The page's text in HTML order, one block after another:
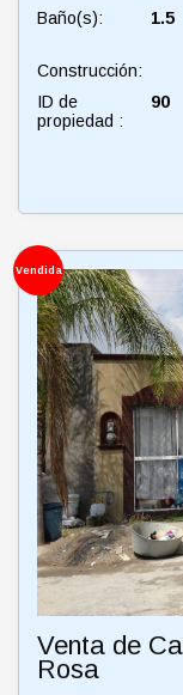
Baño(s):
1.5
Construcción:
ID de
propiedad :
90
Vendida
Venta de
Rosa